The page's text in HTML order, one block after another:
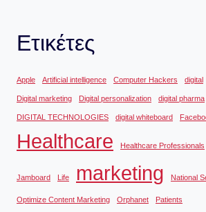
Ετικέτες
Apple Artificial intelligence Computer Hackers digital
Digital marketing Digital personalization digital pharma
DIGITAL TECHNOLOGIES digital whiteboard
Healthcare Healthcare Professionals
Jamboard Life marketing National
Optimize Content Marketing Orphanet Patients